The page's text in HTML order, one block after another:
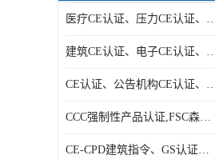
医疗CE认证、压力CE认证、
建筑CE认证、电子CE认证、
CE认证、公告机构CE认证、欧
CCC强制性产品认证,FSC森林认证|贝安
CE-CPD建筑指令、GS认证、E－MARK认证|贝安